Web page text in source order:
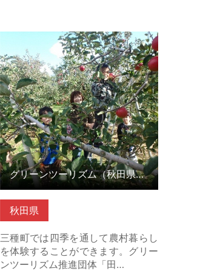
秋田県
三種町では四季を通して農村暮らし
を体験することができます。グリー
ンツーリズム推進団体「田…
グリーンツーリズム（秋田県三種
町） の詳細はこちら
グリーンツーリズム（秋田県三種町）